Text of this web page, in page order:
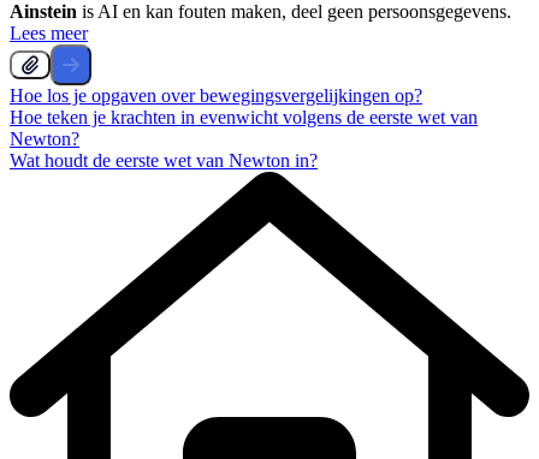
Ainstein is AI en kan fouten maken, deel geen persoonsgegevens.
Lees meer
Hoe los je opgaven over bewegingsvergelijkingen op?
Hoe teken je krachten in evenwicht volgens de eerste wet van
Newton?
Wat houdt de eerste wet van Newton in?